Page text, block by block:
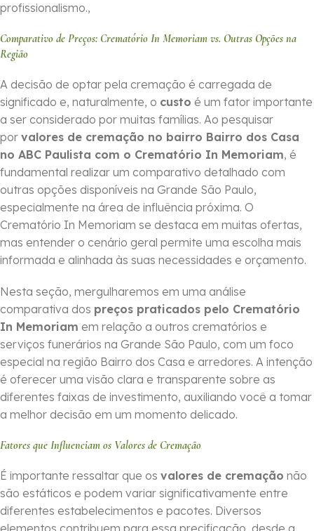
profissionalismo.,
Comparativo de Preços: Crematório In Memoriam vs. Outras Opções na
Região
A decisão de optar pela cremação é carregada de
significado e, naturalmente, o custo é um fator importante
a ser considerado por muitas famílias. Ao pesquisar
por valores de cremação no bairro Bairro dos Casa
no ABC Paulista com o Crematório In Memoriam, é
fundamental realizar um comparativo detalhado com
outras opções disponíveis na Grande São Paulo,
especialmente na área de influência próxima. O
Crematório In Memoriam se destaca em muitas ofertas,
mas entender o cenário geral permite uma escolha mais
informada e alinhada às suas necessidades e orçamento.
Nesta seção, mergulharemos em uma análise
comparativa dos preços praticados pelo Crematório
In Memoriam em relação a outros crematórios e
serviços funerários na Grande São Paulo, com um foco
especial na região Bairro dos Casa e arredores. A intenção
é oferecer uma visão clara e transparente sobre as
diferentes faixas de investimento, auxiliando você a tomar
a melhor decisão em um momento delicado.
Fatores que Influenciam os Valores de Cremação
É importante ressaltar que os valores de cremação não
são estáticos e podem variar significativamente entre
diferentes estabelecimentos e pacotes. Diversos